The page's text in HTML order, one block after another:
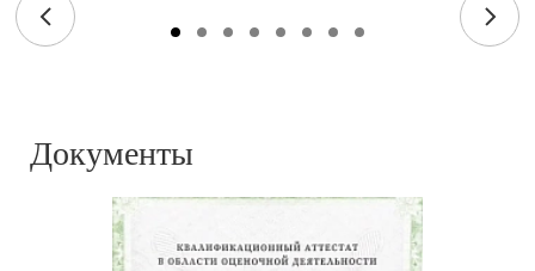
Документы